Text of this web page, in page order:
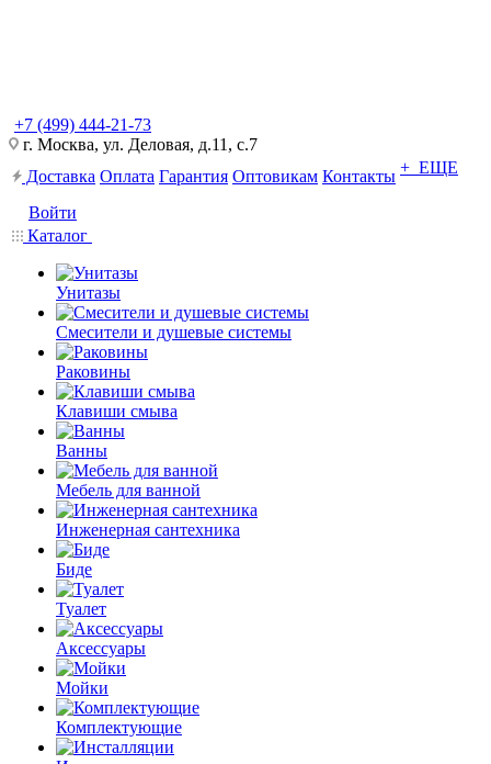
+7 (499) 444-21-73
г. Москва, ул. Деловая, д.11, с.7
Доставка Оплата Гарантия Оптовикам Контакты + ЕЩЕ
Войти
Каталог
Унитазы
Смесители и душевые системы
Раковины
Клавиши смыва
Ванны
Мебель для ванной
Инженерная сантехника
Биде
Туалет
Аксессуары
Мойки
Комплектующие